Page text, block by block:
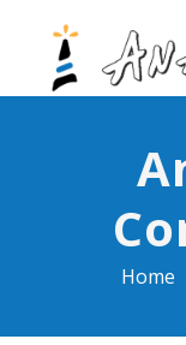
Home